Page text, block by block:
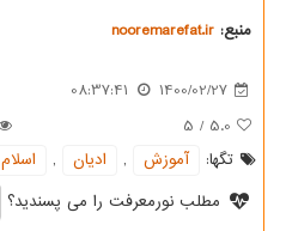
منبع: nooremarefat.ir
1400/02/27
08:37:41
5.0
/
5
تگها:
آموزش , ادیان , اسلام
مطلب نورمعرفت را می پسندید؟